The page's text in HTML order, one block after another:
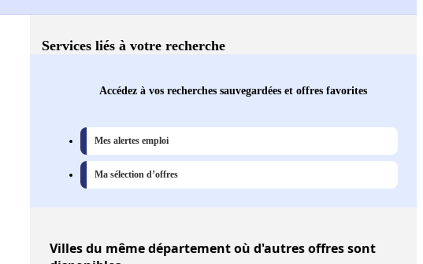
Services liés à votre recherche
Accédez à vos recherches sauvegardées et offres favorites
Mes alertes emploi
Ma sélection d’offres
Villesdu même département où d'autres offres sont